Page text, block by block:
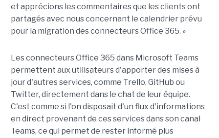
et apprécions les commentaires que les clients ont
partagés avec nous concernant le calendrier prévu
pour la migration des connecteurs Office 365. »
Les connecteurs Office 365 dans Microsoft Teams
permettent aux utilisateurs d'apporter des mises à
jour d'autres services, comme Trello, GitHub ou
Twitter, directement dans le chat de leur équipe.
C'est comme si l'on disposait d'un flux d'informations
en direct provenant de ces services dans son canal
Teams, ce qui permet de rester informé plus